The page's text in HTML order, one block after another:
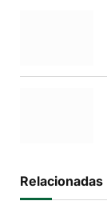
Relacionadas